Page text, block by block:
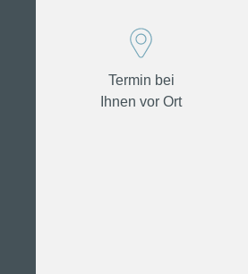
Termin bei
Ihnen vor Ort